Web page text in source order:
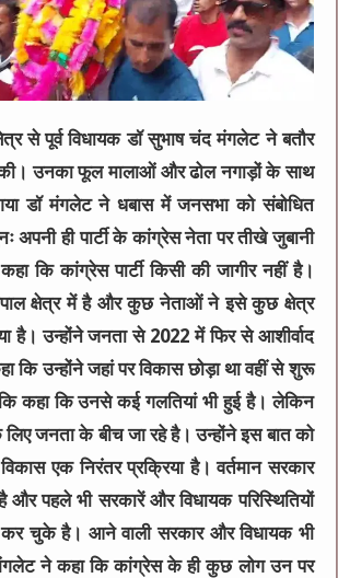
से पूर्व विधायक डॉ सुभाष चंद मंगलेट ने बतौर
उनका फूल मालाओं और ढोल नगाड़ों के साथ
डॉ मंगलेट ने धबास में जनसभा को संबोधित
अपनी ही पार्टी के कांग्रेस नेता पर तीखे जुबानी
कि कांग्रेस पार्टी किसी की जागीर नहीं है।
क्षेत्र में है और कुछ नेताओं ने इसे कुछ क्षेत्र
है। उन्होंने जनता से 2022 में फिर से आशीर्वाद
कि उन्होंने जहां पर विकास छोड़ा था वहीं से शुरू
कहा कि उनसे कई गलतियां भी हुई है। लेकिन
जनता के बीच जा रहे है। उन्होंने इस बात को
एक निरंतर प्रक्रिया है। वर्तमान सरकार
और पहले भी सरकारें और विधायक परिस्थितियों
चुके है। आने वाली सरकार और विधायक भी
ने कहा कि कांग्रेस के ही कुछ लोग उन पर